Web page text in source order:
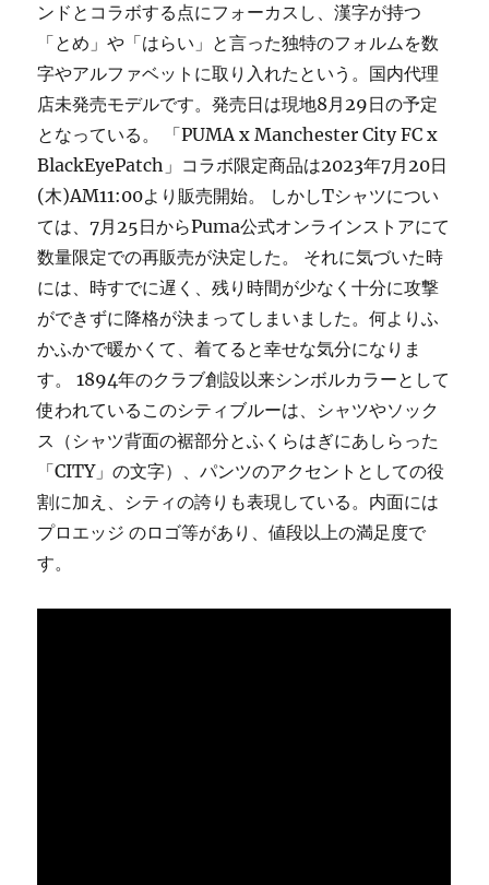
ンドとコラボする点にフォーカスし、漢字が持つ
「とめ」や「はらい」と言った独特のフォルムを数
字やアルファベットに取り入れたという。国内代理
店未発売モデルです。発売日は現地8月29日の予定
となっている。 「PUMA x Manchester City FC x
BlackEyePatch」コラボ限定商品は2023年7月20日
(木)AM11:00より販売開始。 しかしTシャツについ
ては、7月25日からPuma公式オンラインストアにて
数量限定での再販売が決定した。 それに気づいた時
には、時すでに遅く、残り時間が少なく十分に攻撃
ができずに降格が決まってしまいました。何よりふ
かふかで暖かくて、着てると幸せな気分になりま
す。 1894年のクラブ創設以来シンボルカラーとして
使われているこのシティブルーは、シャツやソック
ス（シャツ背面の裾部分とふくらはぎにあしらった
「CITY」の文字）、パンツのアクセントとしての役
割に加え、シティの誇りも表現している。内面には
プロエッジ のロゴ等があり、値段以上の満足度で
す。